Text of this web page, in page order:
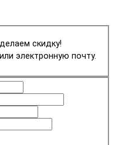
скидку!
электронную почту.